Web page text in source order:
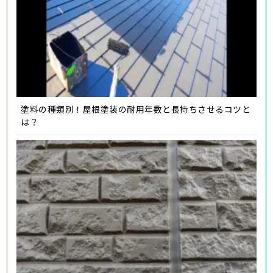
塗料の種類別！屋根塗装の耐用年数と長持ちさせるコツと
は？